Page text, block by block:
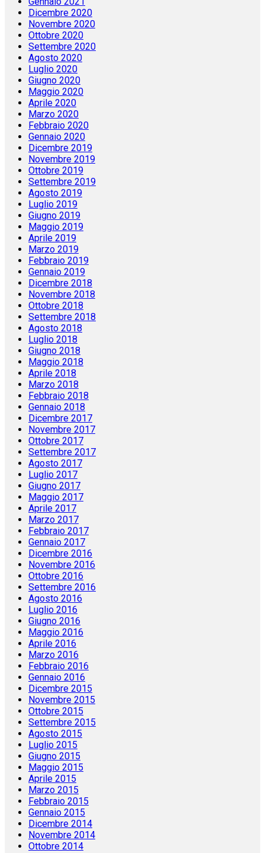
Dicembre 2020
Novembre 2020
Ottobre 2020
Settembre 2020
Agosto 2020
Luglio 2020
Giugno 2020
Maggio 2020
Aprile 2020
Marzo 2020
Febbraio 2020
Gennaio 2020
Dicembre 2019
Novembre 2019
Ottobre 2019
Settembre 2019
Agosto 2019
Luglio 2019
Giugno 2019
Maggio 2019
Aprile 2019
Marzo 2019
Febbraio 2019
Gennaio 2019
Dicembre 2018
Novembre 2018
Ottobre 2018
Settembre 2018
Agosto 2018
Luglio 2018
Giugno 2018
Maggio 2018
Aprile 2018
Marzo 2018
Febbraio 2018
Gennaio 2018
Dicembre 2017
Novembre 2017
Ottobre 2017
Settembre 2017
Agosto 2017
Luglio 2017
Giugno 2017
Maggio 2017
Aprile 2017
Marzo 2017
Febbraio 2017
Gennaio 2017
Dicembre 2016
Novembre 2016
Ottobre 2016
Settembre 2016
Agosto 2016
Luglio 2016
Giugno 2016
Maggio 2016
Aprile 2016
Marzo 2016
Febbraio 2016
Gennaio 2016
Dicembre 2015
Novembre 2015
Ottobre 2015
Settembre 2015
Agosto 2015
Luglio 2015
Giugno 2015
Maggio 2015
Aprile 2015
Marzo 2015
Febbraio 2015
Gennaio 2015
Dicembre 2014
Novembre 2014
Ottobre 2014